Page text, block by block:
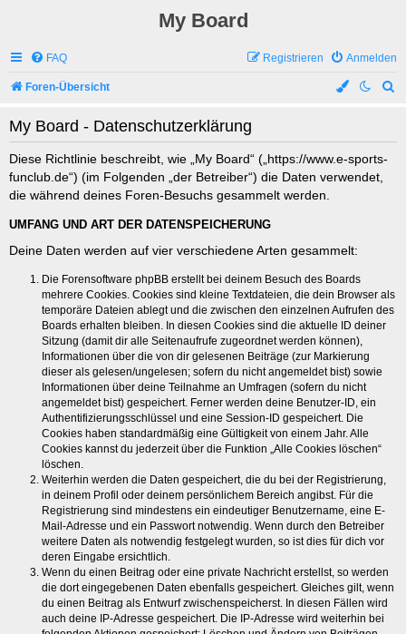
My Board
FAQ Anmelden
Registrieren
Foren-Übersicht
My Board - Datenschutzerklärung
Diese Richtlinie beschreibt, wie „My Board“ („https://www.e-sports-
funclub.de“) (im Folgenden „der Betreiber“) die Daten verwendet,
die während deines Foren-Besuchs gesammelt werden.
UMFANG UND ART DER DATENSPEICHERUNG
Deine Daten werden auf vier verschiedene Arten gesammelt:
Die Forensoftware phpBB erstellt bei deinem Besuch des Boards
mehrere Cookies. Cookies sind kleine Textdateien, die dein Browser als
temporäre Dateien ablegt und die zwischen den einzelnen Aufrufen des
Boards erhalten bleiben. In diesen Cookies sind die aktuelle ID deiner
Sitzung (damit dir alle Seitenaufrufe zugeordnet werden können),
Informationen über die von dir gelesenen Beiträge (zur Markierung
dieser als gelesen/ungelesen; sofern du nicht angemeldet bist) sowie
Informationen über deine Teilnahme an Umfragen (sofern du nicht
angemeldet bist) gespeichert. Ferner werden deine Benutzer-ID, ein
Authentifizierungsschlüssel und eine Session-ID gespeichert. Die
Cookies haben standardmäßig eine Gültigkeit von einem Jahr. Alle
Cookies kannst du jederzeit über die Funktion „Alle Cookies löschen“
löschen.
Weiterhin werden die Daten gespeichert, die du bei der Registrierung,
in deinem Profil oder deinem persönlichem Bereich angibst. Für die
Registrierung sind mindestens ein eindeutiger Benutzername, eine E-
Mail-Adresse und ein Passwort notwendig. Wenn durch den Betreiber
weitere Daten als notwendig festgelegt wurden, so ist dies für dich vor
deren Eingabe ersichtlich.
Wenn du einen Beitrag oder eine private Nachricht erstellst, so werden
die dort eingegebenen Daten ebenfalls gespeichert. Gleiches gilt, wenn
du einen Beitrag als Entwurf zwischenspeicherst. In diesen Fällen wird
auch deine IP-Adresse gespeichert. Die IP-Adresse wird weiterhin bei